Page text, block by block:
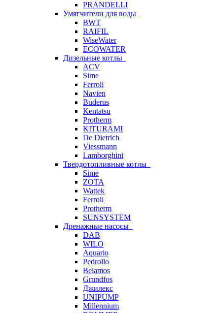
PRANDELLI
Умягчители для воды
BWT
RAIFIL
WiseWater
ECOWATER
Дизельные котлы
ACV
Sime
Ferroli
Navien
Buderus
Kentatsu
Protherm
KITURAMI
De Dietrich
Viessmann
Lamborghini
Твердотопливные котлы
Sime
ZOTA
Wattek
Ferroli
Protherm
SUNSYSTEM
Дренажные насосы
DAB
WILO
Aquario
Pedrollo
Belamos
Grundfos
Джилекс
UNIPUMP
Millennium